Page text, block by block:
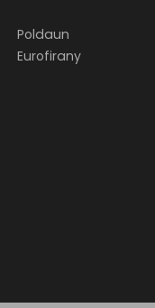
Poldaun
Eurofirany